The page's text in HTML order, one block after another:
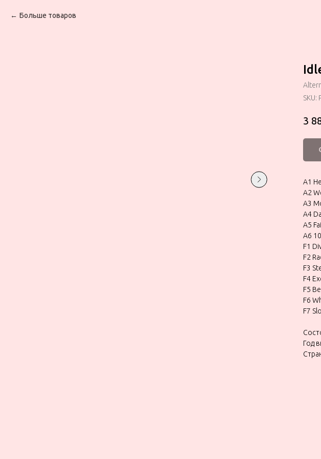
Больше товаров
SKU:
3
A1
A2
A3
A4
A5
A6
F1
F2
F3
F4
F5
F6
F7
Год